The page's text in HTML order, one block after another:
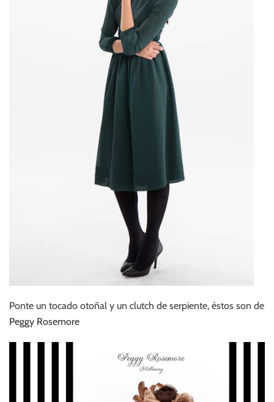
Ponte un tocado otoñal y un clutch de serpiente, éstos son de
Peggy Rosemore